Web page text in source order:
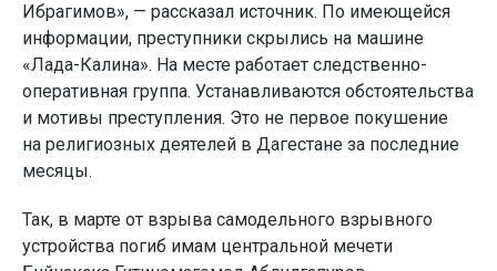
Ибрагимов», — рассказал источник. По имеющейся
информации, преступники скрылись на машине
«Лада-Калина». На месте работает следственно-
оперативная группа. Устанавливаются обстоятельства
и мотивы преступления. Это не первое покушение
на религиозных деятелей в Дагестане за последние
месяцы.
Так, в марте от взрыва самодельного взрывного
устройства погиб имам центральной мечети